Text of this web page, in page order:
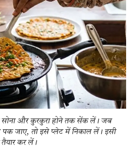
सोना और कुरकुरा होने तक सेंक लें। जब
पक जाए, तो इसे प्लेट में निकाल लें। इसी
तैयार कर लें।